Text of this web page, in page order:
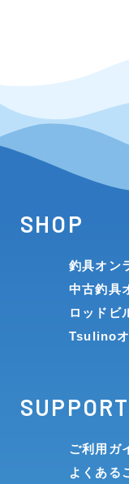
SHOP
釣具オン
中古釣具
ロッドビ
Tsulino
SUPPORT
ご利用ガ
よくある